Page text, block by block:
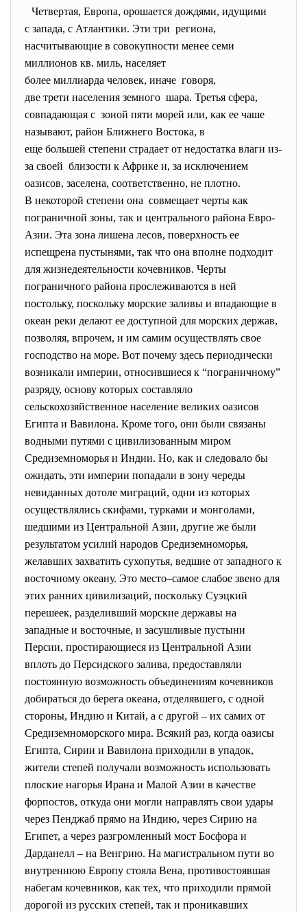
Четвертая, Европа, орошается дождями, идущими
с запада, с Атлантики. Эти три региона,
насчитывающие в совокупности менее семи
миллионов кв. миль, населяет
более миллиарда человек, иначе говоря,
две трети населения земного шара. Третья сфера,
совпадающая с зоной пяти морей или, как ее чаше
называют, район Ближнего Востока, в
еще большей степени страдает от недостатка влаги из-
за своей близости к Африке и, за исключением
оазисов, заселена, соответственно, не плотно.
В некоторой степени она совмещает черты как
пограничной зоны, так и центрального района Евро-
Азии. Эта зона лишена лесов, поверхность ее
испещрена пустынями, так что она вполне подходит
для жизнедеятельности кочевников. Черты
пограничного района прослеживаются в ней
постольку, поскольку морские заливы и впадающие в
океан реки делают ее доступной для морских держав,
позволяя, впрочем, и им самим осуществлять свое
господство на море. Вот почему здесь периодически
возникали империи, относившиеся к “пограничному”
разряду, основу которых составляло
сельскохозяйственное население великих оазисов
Египта и Вавилона. Кроме того, они были связаны
водными путями с цивилизованным миром
Средиземноморья и Индии. Но, как и следовало бы
ожидать, эти империи попадали в зону череды
невиданных дотоле миграций, одни из которых
осуществлялись скифами, турками и монголами,
шедшими из Центральной Азии, другие же были
результатом усилий народов Средиземноморья,
желавших захватить сухопутья, ведшие от западного к
восточному океану. Это место–самое слабое звено для
этих ранних цивилизаций, поскольку Суэцкий
перешеек, разделивший морские державы на
западные и восточные, и засушливые пустыни
Персии, простирающиеся из Центральной Азии
вплоть до Персидского залива, предоставляли
постоянную возможность объединениям кочевников
добираться до берега океана, отделявшего, с одной
стороны, Индию и Китай, а с другой – их самих от
Средиземноморского мира. Всякий раз, когда оазисы
Египта, Сирии и Вавилона приходили в упадок,
жители степей получали возможность использовать
плоские нагорья Ирана и Малой Азии в качестве
форпостов, откуда они могли направлять свои удары
через Пенджаб прямо на Индию, через Сирию на
Египет, а через разгромленный мост Босфора и
Дарданелл – на Венгрию. На магистральном пути во
внутреннюю Европу стояла Вена, противостоявшая
набегам кочевников, как тех, что приходили прямой
дорогой из русских степей, так и проникавших